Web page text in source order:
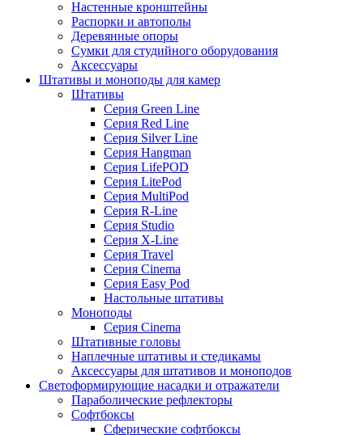
Настенные кронштейны
Распорки и автополы
Деревянные опоры
Сумки для студийного оборудования
Аксессуары
Штативы и моноподы для камер
Штативы
Серия Green Line
Серия Red Line
Серия Silver Line
Серия Hangman
Серия LifePOD
Серия LitePod
Серия MultiPod
Серия R-Line
Серия Studio
Серия X-Line
Серия Travel
Серия Cinema
Серия Easy Pod
Настольные штативы
Моноподы
Серия Cinema
Штативные головы
Наплечные штативы и стедикамы
Аксессуары для штативов и моноподов
Светоформирующие насадки и отражатели
Параболические рефлекторы
Софтбоксы
Сферические софтбоксы